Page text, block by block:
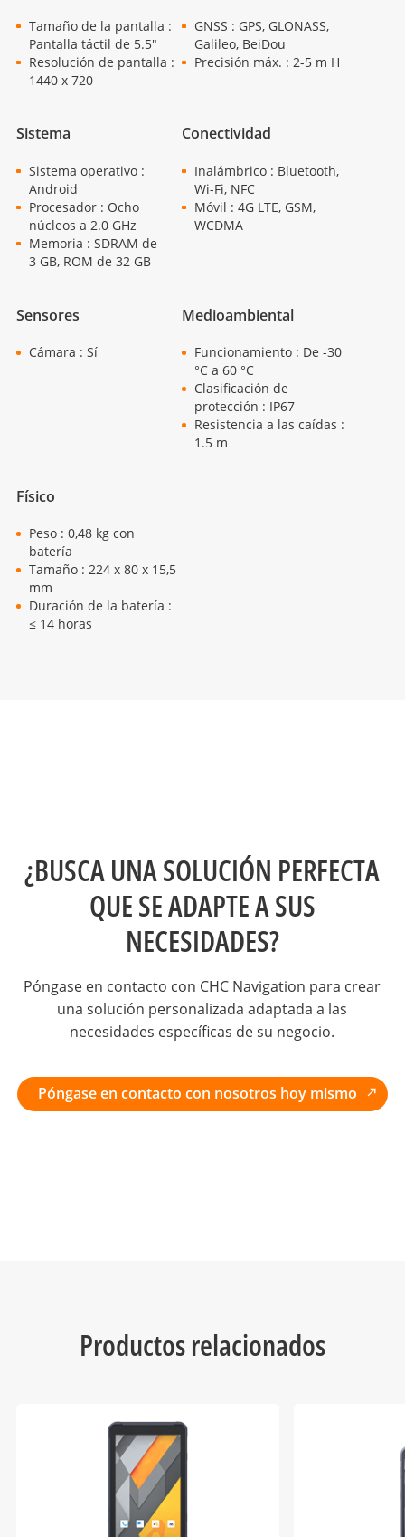
Tamaño de la pantalla :
Pantalla táctil de 5.5"
Resolución de pantalla :
1440 x 720
GNSS : GPS, GLONASS,
Galileo, BeiDou
Precisión máx. : 2-5 m H
Sistema
Sistema operativo :
Android
Procesador : Ocho
núcleos a 2.0 GHz
Memoria : SDRAM de
3 GB, ROM de 32 GB
Conectividad
Inalámbrico : Bluetooth,
Wi-Fi, NFC
Móvil : 4G LTE, GSM,
WCDMA
Sensores
Cámara : Sí
Medioambiental
Funcionamiento : De -30
°C a 60 °C
Clasificación de
protección : IP67
Resistencia a las caídas :
1.5 m
Físico
Peso : 0,48 kg con
batería
Tamaño : 224 x 80 x 15,5
mm
Duración de la batería :
≤ 14 horas
¿BUSCA UNA SOLUCIÓN PERFECTA
QUE SE ADAPTE A SUS
NECESIDADES?
Póngase en contacto con CHC Navigation para crear
una solución personalizada adaptada a las
necesidades específicas de su negocio.
Póngase en contacto con nosotros hoy mismo
Productos relacionados